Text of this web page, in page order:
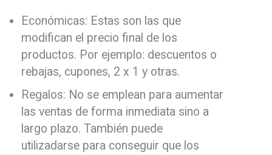
Económicas: Estas son las que
modifican el precio final de los
productos. Por ejemplo: descuentos o
rebajas, cupones, 2 x 1 y otras.
Regalos: No se emplean para aumentar
las ventas de forma inmediata sino a
largo plazo. También puede
utilizadarse para conseguir que los